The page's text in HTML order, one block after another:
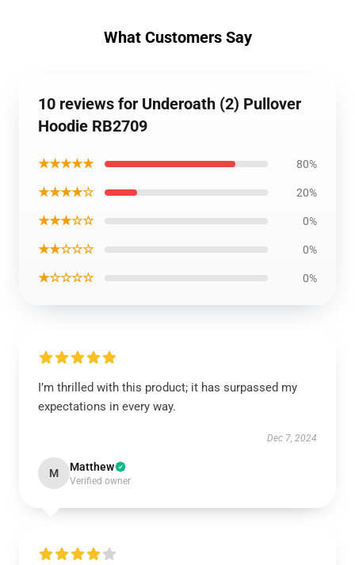
What Customers Say
10 reviews for Underoath (2) Pullover
Hoodie RB2709
★★★★★ 80%
★★★★☆ 20%
★★★☆☆ 0%
★★☆☆☆ 0%
★☆☆☆☆ 0%
I’m thrilled with this product; it has surpassed my
expectations in every way.
Dec 7, 2024
M Matthew
Verified owner